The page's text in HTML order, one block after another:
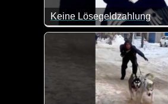
Keine Lösegeldzahlung
Da sorgt man sich fast zu